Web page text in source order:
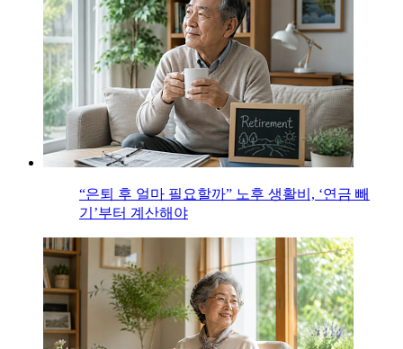
“은퇴 후 얼마 필요할까” 노후 생활비, ‘연금 빼
기’부터 계산해야